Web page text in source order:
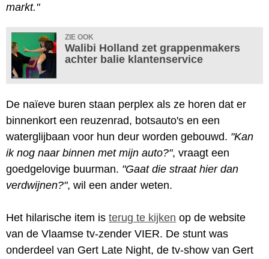
markt."
ZIE OOK
Walibi Holland zet grappenmakers
achter balie klantenservice
De naïeve buren staan perplex als ze horen dat er
binnenkort een reuzenrad, botsauto's en een
waterglijbaan voor hun deur worden gebouwd. "Kan
ik nog naar binnen met mijn auto?", vraagt een
goedgelovige buurman. "Gaat die straat hier dan
verdwijnen?", wil een ander weten.
Het hilarische item is terug te kijken op de website
van de Vlaamse tv-zender VIER. De stunt was
onderdeel van Gert Late Night, de tv-show van Gert